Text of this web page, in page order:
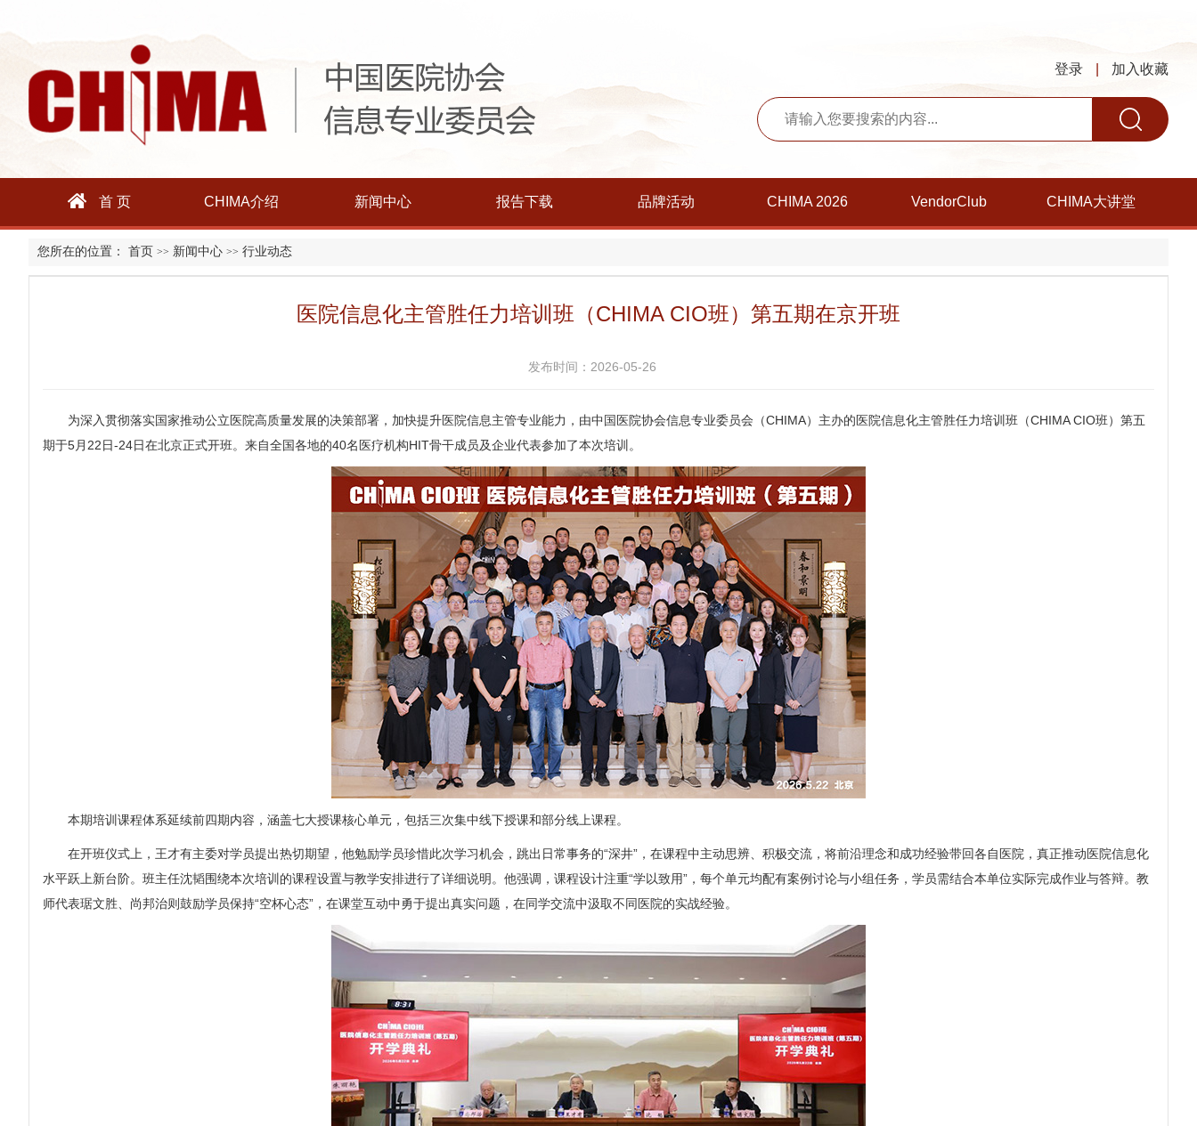
登录 加入收藏
首 页 CHIMA介绍 新闻中心 报告下载 品牌活动 CHIMA 2026 VendorClub CHIMA大讲堂
您所在的位置： 首页 >> 新闻中心 >> 行业动态
医院信息化主管胜任力培训班（CHIMA CIO班）第五期在京开班
发布时间：2026-05-26
为深入贯彻落实国家推动公立医院高质量发展的决策部署，加快提升医院信息主管专业能力，由中国医院协会信息专业委员会（CHIMA）主办的医院信息化主管胜任力培训班（CHIMA CIO班）第五
期于5月22日-24日在北京正式开班。来自全国各地的40名医疗机构HIT骨干成员及企业代表参加了本次培训。
本期培训课程体系延续前四期内容，涵盖七大授课核心单元，包括三次集中线下授课和部分线上课程。
在开班仪式上，王才有主委对学员提出热切期望，他勉励学员珍惜此次学习机会，跳出日常事务的“深井”，在课程中主动思辨、积极交流，将前沿理念和成功经验带回各自医院，真正推动医院信息化
水平跃上新台阶。班主任沈韬围绕本次培训的课程设置与教学安排进行了详细说明。他强调，课程设计注重“学以致用”，每个单元均配有案例讨论与小组任务，学员需结合本单位实际完成作业与答辩。教
师代表琚文胜、尚邦治则鼓励学员保持“空杯心态”，在课堂互动中勇于提出真实问题，在同学交流中汲取不同医院的实战经验。